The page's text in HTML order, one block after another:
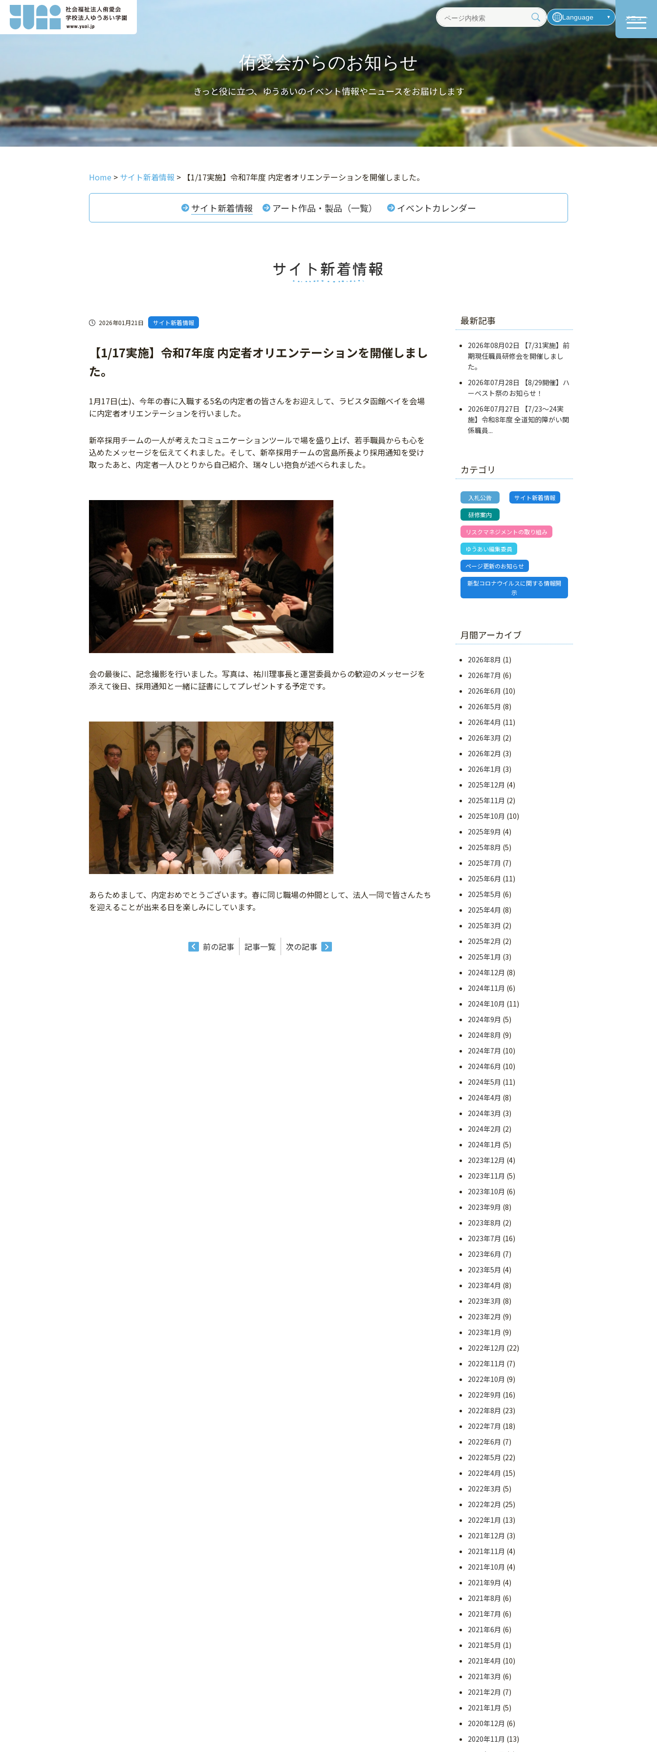
ペ
ジ
検
索
Language メニュー
侑愛会からのお知らせ
きっと役に立つ、ゆうあいのイベント情報やニュースをお届けします
Home > サイト新着情報 > 【1/17実施】令和7年度 内定者オリエンテーションを開催しました。
サイト新着情報 アート作品・製品（一覧） イベントカレンダー
2026年01月21日 サイト新着情報
【1/17実施】令和7年度 内定者オリエンテーションを開催しまし
た。
1月17日(土)、今年の春に入職する5名の内定者の皆さんをお迎えして、ラビスタ函館ベイを会場
に内定者オリエンテーションを行いました。
新卒採用チームの一人が考えたコミュニケーションツールで場を盛り上げ、若手職員からも心を
込めたメッセージを伝えてくれました。そして、新卒採用チームの宮島所長より採用通知を受け
取ったあと、内定者一人ひとりから自己紹介、瑞々しい抱負が述べられました。
会の最後に、記念撮影を行いました。写真は、祐川理事長と運営委員からの歓迎のメッセージを
添えて後日、採用通知と一緒に証書にしてプレゼントする予定です。
あらためまして、内定おめでとうございます。春に同じ職場の仲間として、法人一同で皆さんたち
を迎えることが出来る日を楽しみにしています。
前の記事 記事一覧 次の記事
最新記事
2026年08月02日
【7/31実施】前
期現任職員研修会を開催しまし
た。
2026年07月28日
【8/29開催】ハ
ーベスト祭のお知らせ！
2026年07月27日
【7/23～24実
施】令和8年度 全道知的障がい関
係職員...
カテゴリ
入札公告 サイト新着情報
研修案内
リスクマネジメントの取り組み
ゆうあい編集委員
ページ更新のお知らせ
新型コロナウイルスに関する情報開
示
月間アーカイブ
2026年8月 (1)
2026年7月 (6)
2026年6月 (10)
2026年5月 (8)
2026年4月 (11)
2026年3月 (2)
2026年2月 (3)
2026年1月 (3)
2025年12月 (4)
2025年11月 (2)
2025年10月 (10)
2025年9月 (4)
2025年8月 (5)
2025年7月 (7)
2025年6月 (11)
2025年5月 (6)
2025年4月 (8)
2025年3月 (2)
2025年2月 (2)
2025年1月 (3)
2024年12月 (8)
2024年11月 (6)
2024年10月 (11)
2024年9月 (5)
2024年8月 (9)
2024年7月 (10)
2024年6月 (10)
2024年5月 (11)
2024年4月 (8)
2024年3月 (3)
2024年2月 (2)
2024年1月 (5)
2023年12月 (4)
2023年11月 (5)
2023年10月 (6)
2023年9月 (8)
2023年8月 (2)
2023年7月 (16)
2023年6月 (7)
2023年5月 (4)
2023年4月 (8)
2023年3月 (8)
2023年2月 (9)
2023年1月 (9)
2022年12月 (22)
2022年11月 (7)
2022年10月 (9)
2022年9月 (16)
2022年8月 (23)
2022年7月 (18)
2022年6月 (7)
2022年5月 (22)
2022年4月 (15)
2022年3月 (5)
2022年2月 (25)
2022年1月 (13)
2021年12月 (3)
2021年11月 (4)
2021年10月 (4)
2021年9月 (4)
2021年8月 (6)
2021年7月 (6)
2021年6月 (6)
2021年5月 (1)
2021年4月 (10)
2021年3月 (6)
2021年2月 (7)
2021年1月 (5)
2020年12月 (6)
2020年11月 (13)